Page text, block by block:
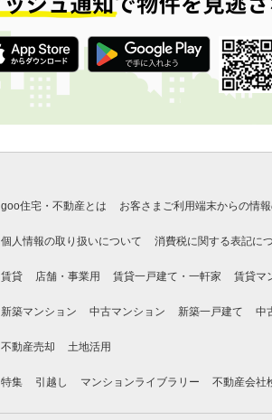
goo住宅・不動産とは お客さまご利用端末からの情
個人情報の取り扱いについて 消費税に関する表記に
賃貸 店舗・事業用 賃貸一戸建て・一軒家 賃貸マ
新築マンション 中古マンション 新築一戸建て 中
不動産売却 土地活用
特集 引越し マンションライブラリー 不動産会社